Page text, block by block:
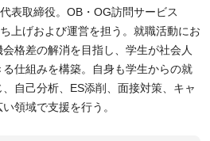
表取締役。OB・OG訪問サービス
上げおよび運営を担う。就職活動にお
格差の解消を目指し、学生が社会人
仕組みを構築。自身も学生からの就
自己分析、ES添削、面接対策、キャ
領域で支援を行う。